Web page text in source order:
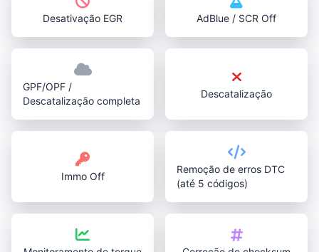
Desativação EGR AdBlue / SCR Off
GPF/OPF /
Descatalização completa
Descatalização
Immo Off
Remoção de erros DTC
(até 5 códigos)